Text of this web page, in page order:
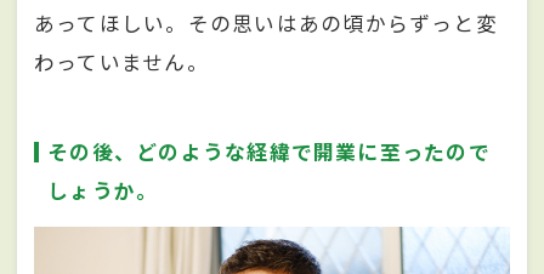
あってほしい。その思いはあの頃からずっと変
わっていません。
その後、どのような経緯で開業に至ったので
しょうか。